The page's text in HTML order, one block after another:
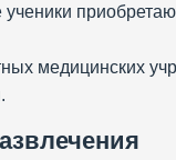
медицинских